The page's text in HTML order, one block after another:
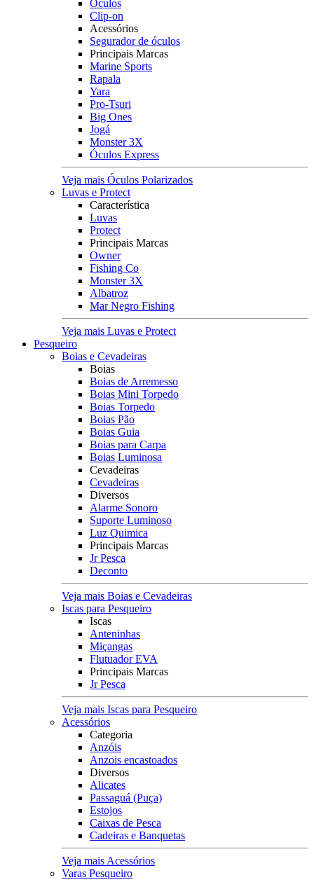
Óculos
Clip-on
Acessórios
Segurador de óculos
Principais Marcas
Marine Sports
Rapala
Yara
Pro-Tsuri
Big Ones
Jogá
Monster 3X
Óculos Express
Veja mais Óculos Polarizados
Luvas e Protect
Característica
Luvas
Protect
Principais Marcas
Owner
Fishing Co
Monster 3X
Albatroz
Mar Negro Fishing
Veja mais Luvas e Protect
Pesqueiro
Boias e Cevadeiras
Boias
Boias de Arremesso
Boias Mini Torpedo
Boias Torpedo
Boias Pão
Boias Guia
Boias para Carpa
Boias Luminosa
Cevadeiras
Cevadeiras
Diversos
Alarme Sonoro
Suporte Luminoso
Luz Quimica
Principais Marcas
Jr Pesca
Deconto
Veja mais Boias e Cevadeiras
Iscas para Pesqueiro
Iscas
Anteninhas
Miçangas
Flutuador EVA
Principais Marcas
Jr Pesca
Veja mais Iscas para Pesqueiro
Acessórios
Categoria
Anzóis
Anzois encastoados
Diversos
Alicates
Passaguá (Puça)
Estojos
Caixas de Pesca
Cadeiras e Banquetas
Veja mais Acessórios
Varas Pesqueiro